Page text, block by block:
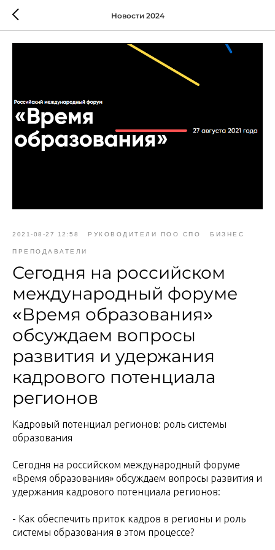
Новости 2024
2021-08-27 12:58 РУКОВОДИТЕЛИ ПОО СПО БИЗНЕС
ПРЕПОДАВАТЕЛИ
Сегодня на российском
международный форуме
«Время образования»
обсуждаем вопросы
развития и удержания
кадрового потенциала
регионов
Кадровый потенциал регионов: роль системы
образования
Сегодня на российском международный форуме
«Время образования» обсуждаем вопросы развития и
удержания кадрового потенциала регионов:
- Как обеспечить приток кадров в регионы и роль
системы образования в этом процессе?